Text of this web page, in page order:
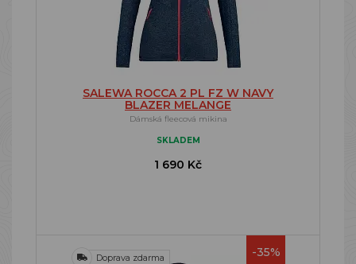
SALEWA ROCCA 2 PL FZ W NAVY
BLAZER MELANGE
Dámská fleecová mikina
SKLADEM
1 690 Kč
-35%
Doprava zdarma